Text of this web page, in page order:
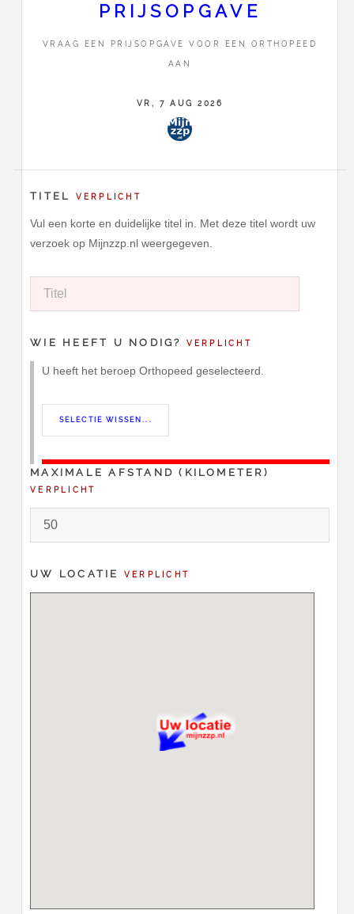
Boekhouding
Boekhoudkundige
PRIJSOPGAVE
VRAAG EEN PRIJSOPGAVE VOOR EEN ORTHOPEED
AAN
VR, 7 AUG 2026
TITEL VERPLICHT
Vul een korte en duidelijke titel in. Met deze titel wordt uw
verzoek op Mijnzzp.nl weergegeven.
WIE HEEFT U NODIG? VERPLICHT
U heeft het beroep Orthopeed geselecteerd.
MAXIMALE AFSTAND (KILOMETER)
VERPLICHT
UW LOCATIE VERPLICHT